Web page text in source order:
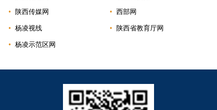
陕西传媒网 西部网
杨凌视线 陕西省教育厅网
杨凌示范区网